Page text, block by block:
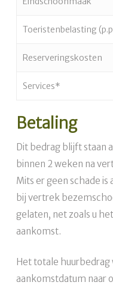
Toeristenbelasting
Reserveringskosten
Services*
Betaling
Dit bedrag blijft staan
binnen 2 weken na
Mits er geen schade
bij vertrek
gelaten, net zoals u
aankomst.
Het totale
aankomstdatum naar